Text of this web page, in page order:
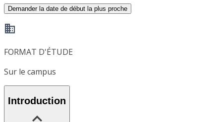
Demander la date de début la plus proche
FORMAT D'ÉTUDE
Sur le campus
Introduction